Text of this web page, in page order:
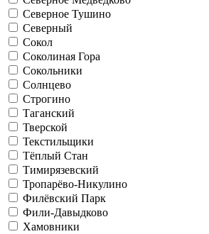
Северное Тушино
Северный
Сокол
Соколиная Гора
Сокольники
Солнцево
Строгино
Таганский
Тверской
Текстильщики
Тёплый Стан
Тимирязевский
Тропарёво-Никулино
Филёвский Парк
Фили-Давыдково
Хамовники